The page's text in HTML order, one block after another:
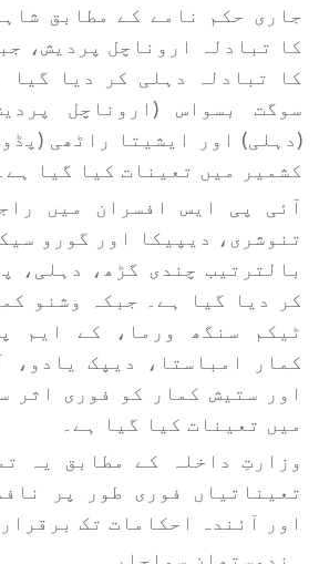
جاری حکم نامے کے مطابق
کا تبادلہ اروناچل پردیش،
کا تبادلہ دہلی کر دیا گیا
سوگت بسواس (اروناچل
(دہلی) اور ایشیتا راٹھی
کشمیر میں تعینات کیا گیا
آئی پی ایس افسران میں
تنوشری، دیپیکا اور گورو
بالترتیب چندی گڑھ، دہلی،
کر دیا گیا ہے۔ جبکہ وشنو
ٹیکم سنگھ ورما، کے ایم
کمار امباستا، دیپک یادو،
اور ستیش کمار کو فوری اثر
میں تعینات کیا گیا ہے۔
وزارتِ داخلہ کے مطابق یہ
تعیناتیاں فوری طور پر
اور آئندہ احکامات تک
ہندوستھان سماچار